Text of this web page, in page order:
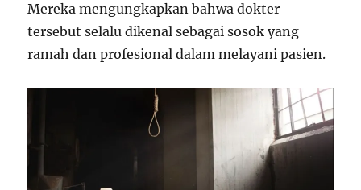
Mereka mengungkapkan bahwa dokter
tersebut selalu dikenal sebagai sosok yang
ramah dan profesional dalam melayani pasien.